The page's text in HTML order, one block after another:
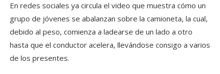
En redes sociales ya circula el video que muestra cómo un
grupo de jóvenes se abalanzan sobre la camioneta, la cual,
debido al peso, comienza a ladearse de un lado a otro
hasta que el conductor acelera, llevándose consigo a varios
de los presentes.